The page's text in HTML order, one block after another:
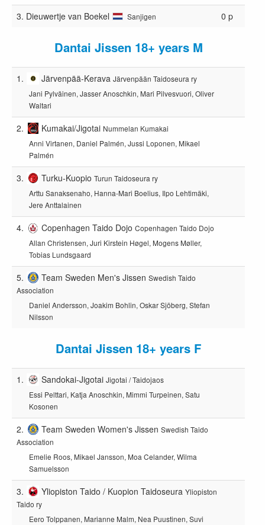
3. Dieuwertje van Boekel Sanjigen 0 p
Dantai Jissen 18+ years M
1. Järvenpää-Kerava Järvenpään Taidoseura ry
Jani Pylväinen, Jasser Anoschkin, Mari Pilvesvuori, Oliver
Waltari
2. Kumakai/Jigotai Nummelan Kumakai
Anni Virtanen, Daniel Palmén, Jussi Loponen, Mikael
Palmén
3. Turku-Kuopio Turun Taidoseura ry
Arttu Sanaksenaho, Hanna-Mari Boelius, Ilpo Lehtimäki,
Jere Anttalainen
4. Copenhagen Taido Dojo Copenhagen Taido Dojo
Allan Christensen, Juri Kirstein Høgel, Mogens Møller,
Tobias Lundsgaard
5. Team Sweden Men's Jissen Swedish Taido
Association
Daniel Andersson, Joakim Bohlin, Oskar Sjöberg, Stefan
Nilsson
Dantai Jissen 18+ years F
1. Sandokai-Jigotai Jigotai / Taidojaos
Essi Pelttari, Katja Anoschkin, Mimmi Turpeinen, Satu
Kosonen
2. Team Sweden Women's Jissen Swedish Taido
Association
Emelie Roos, Mikael Jansson, Moa Celander, Wilma
Samuelsson
3. Yliopiston Taido / Kuopion Taidoseura Yliopiston
Taido ry
Eero Tolppanen, Marianne Malm, Nea Puustinen, Suvi